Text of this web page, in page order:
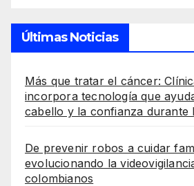
Últimas Noticias
Más que tratar el cáncer:
incorpora tecnología que
cabello y la confianza durante
De prevenir robos a cuidar
evolucionando la
colombianos